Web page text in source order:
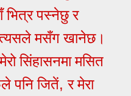
भित्र पस्‍नेछु र
मसँग खानेछ।
सिंहासनमा मसित
पनि जितें,र मेरा